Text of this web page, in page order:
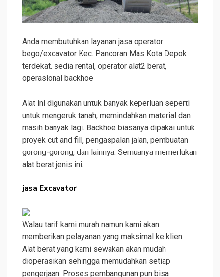
Anda membutuhkan layanan jasa operator
bego/excavator Kec. Pancoran Mas Kota Depok
terdekat. sedia rental, operator alat2 berat,
operasional backhoe
Alat ini digunakan untuk banyak keperluan seperti
untuk mengeruk tanah, memindahkan material dan
masih banyak lagi. Backhoe biasanya dipakai untuk
proyek cut and fill, pengaspalan jalan, pembuatan
gorong-gorong, dan lainnya. Semuanya memerlukan
alat berat jenis ini.
jasa Excavator
Walau tarif kami murah namun kami akan
memberikan pelayanan yang maksimal ke klien.
Alat berat yang kami sewakan akan mudah
dioperasikan sehingga memudahkan setiap
pengerjaan. Proses pembangunan pun bisa